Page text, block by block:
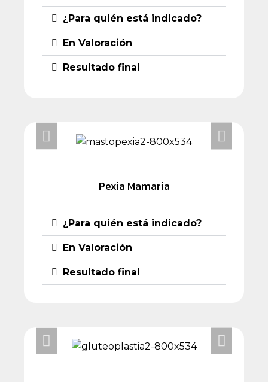
¿Para quién está indicado?
En Valoración
Resultado final
Pexia Mamaria
¿Para quién está indicado?
En Valoración
Resultado final